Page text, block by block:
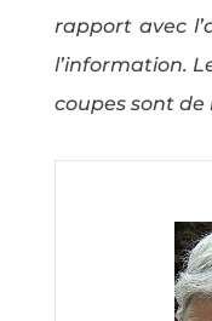
rapport avec
l’information.
coupes sont de